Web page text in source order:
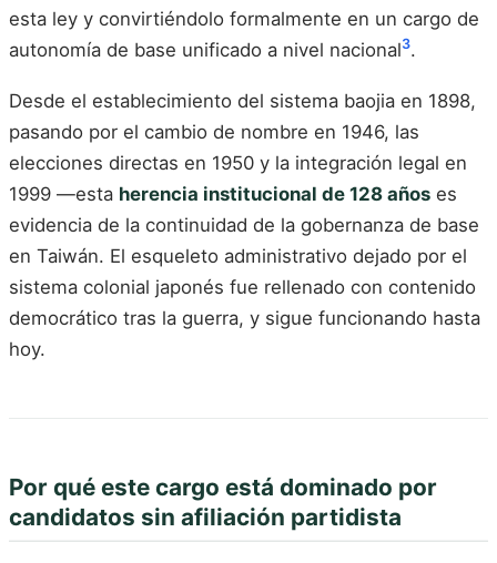
esta ley y convirtiéndolo formalmente en un cargo de
autonomía de base unificado a nivel nacional3.
Desde el establecimiento del sistema baojia en 1898,
pasando por el cambio de nombre en 1946, las
elecciones directas en 1950 y la integración legal en
1999 —esta herencia institucional de 128 años es
evidencia de la continuidad de la gobernanza de base
en Taiwán. El esqueleto administrativo dejado por el
sistema colonial japonés fue rellenado con contenido
democrático tras la guerra, y sigue funcionando hasta
hoy.
Por qué este cargo está dominado por
candidatos sin afiliación partidista